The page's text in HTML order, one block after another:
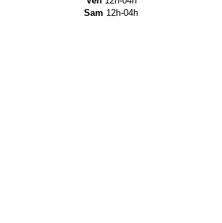
Sam 12h-04h